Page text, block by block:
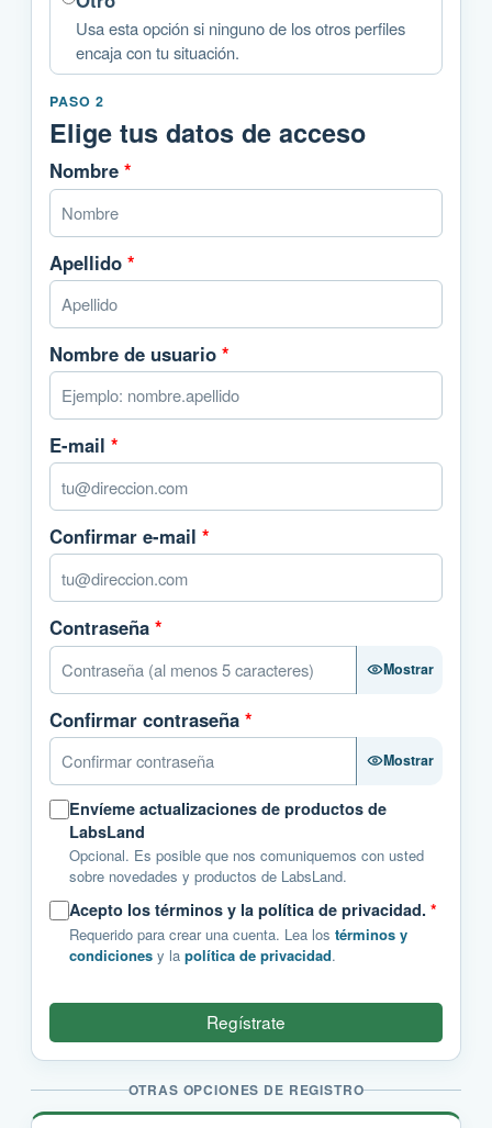
Usa esta opción si ninguno de los otros perfiles
encaja con tu situación.
PASO 2
Elige tus datos de acceso
Nombre *
Apellido *
Nombre de usuario *
E-mail *
Confirmar e-mail *
Contraseña *
Mostrar
Confirmar contraseña *
Mostrar
Envíeme actualizaciones de productos de
LabsLand
Opcional. Es posible que nos comuniquemos con usted
sobre novedades y productos de LabsLand.
Acepto los términos y la política de privacidad. *
Requerido para crear una cuenta. Lea los términos y
condiciones y la política de privacidad.
Regístrate
OTRAS OPCIONES DE REGISTRO